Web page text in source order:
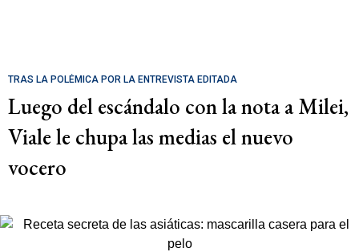
TRAS LA POLÉMICA POR LA ENTREVISTA EDITADA
Luego del escándalo con la nota a Milei,
Viale le chupa las medias el nuevo
vocero